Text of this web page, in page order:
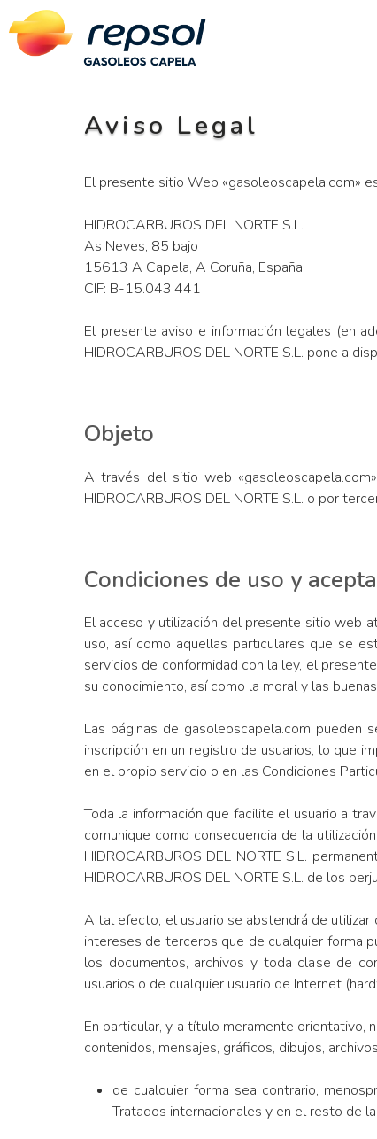
to
content
Aviso Legal
El presente sitio Web «gasoleoscapela.com»
HIDROCARBUROS DEL NORTE S.L.
As Neves, 85 bajo
15613 A Capela, A Coruña, España
CIF: B-15.043.441
El presente aviso e información legales (en
HIDROCARBUROS DEL NORTE S.L. pone a
Objeto
A través del sitio web
HIDROCARBUROS DEL NORTE S.L. o por
Condiciones de uso y
El acceso y utilización del presente sitio web
uso, así como aquellas particulares que se
servicios de conformidad con la ley, el
su conocimiento, así como la moral y las
Las páginas de gasoleoscapela.com pueden
inscripción en un registro de usuarios, lo que
en el propio servicio o en las Condiciones
Toda la información que facilite el usuario a
comunique como consecuencia de la
HIDROCARBUROS DEL NORTE S.L.
HIDROCARBUROS DEL NORTE S.L. de los
A tal efecto, el usuario se abstendrá de
intereses de terceros que de cualquier forma
los documentos, archivos y toda clase de
usuarios o de cualquier usuario de Internet
En particular, y a título meramente orientativo,
contenidos, mensajes, gráficos, dibujos,
de cualquier forma sea contrario,
Tratados internacionales y en el resto de